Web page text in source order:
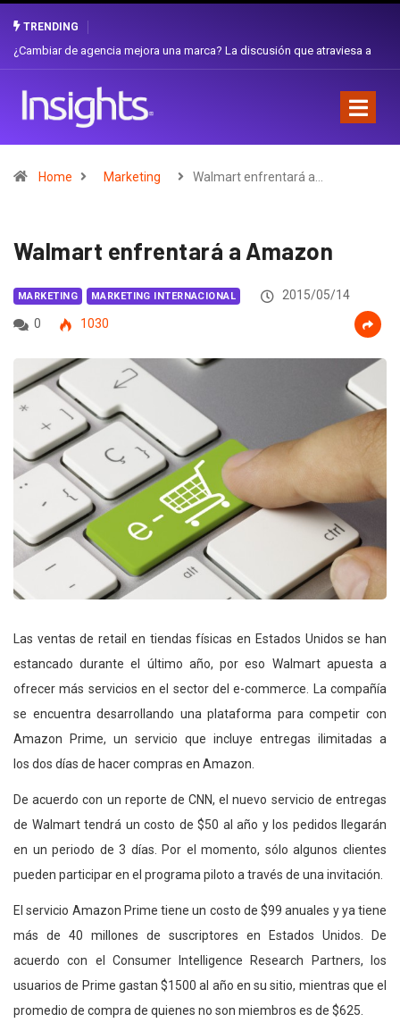
TRENDING
Gabriela Herrera y el arte de cambiarse el sombrero en Corporación
Home Marketing Walmart enfrentará a…
Walmart enfrentará a Amazon
MARKETING MARKETING INTERNACIONAL
2015/05/14
0
1030
Las ventas de retail en tiendas físicas en Estados Unidos se han
estancado durante el último año, por eso Walmart apuesta a
ofrecer más servicios en el sector del e-commerce. La compañía
se encuentra desarrollando una plataforma para competir con
Amazon Prime, un servicio que incluye entregas ilimitadas a
los dos días de hacer compras en Amazon.
De acuerdo con un reporte de CNN, el nuevo servicio de entregas
de Walmart tendrá un costo de $50 al año y los pedidos llegarán
en un periodo de 3 días. Por el momento, sólo algunos clientes
pueden participar en el programa piloto a través de una invitación.
El servicio Amazon Prime tiene un costo de $99 anuales y ya tiene
más de 40 millones de suscriptores en Estados Unidos. De
acuerdo con el Consumer Intelligence Research Partners, los
usuarios de Prime gastan $1500 al año en su sitio, mientras que el
promedio de compra de quienes no son miembros es de $625.